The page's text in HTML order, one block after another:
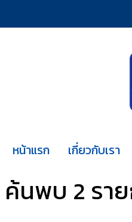
หน้าแรก เกี่ยวกับเรา
ค้นพบ 2 ราย